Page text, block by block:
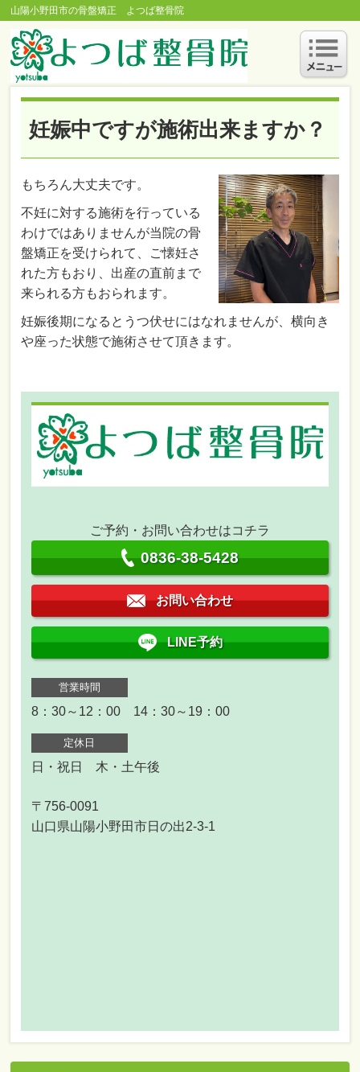
山陽小野田市の骨盤矯正 よつば整骨院
妊娠中ですが施術出来ますか？
もちろん大丈夫です。
不妊に対する施術を行っている
わけではありませんが当院の骨
盤矯正を受けられて、ご懐妊さ
れた方もおり、出産の直前まで
来られる方もおられます。
妊娠後期になるとうつ伏せにはなれませんが、横向き
や座った状態で施術させて頂きます。
ご予約・お問い合わせはコチラ
0836-38-5428
お問い合わせ
LINE予約
営業時間
8：30～12：00 14：30～19：00
定休日
日・祝日 木・土午後
〒756-0091
山口県山陽小野田市日の出2-3-1